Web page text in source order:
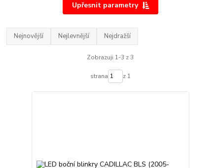
Upřesnit parametry
Nejnovější Nejlevnější Nejdražší
Zobrazuji 1-3 z 3
strana z 1